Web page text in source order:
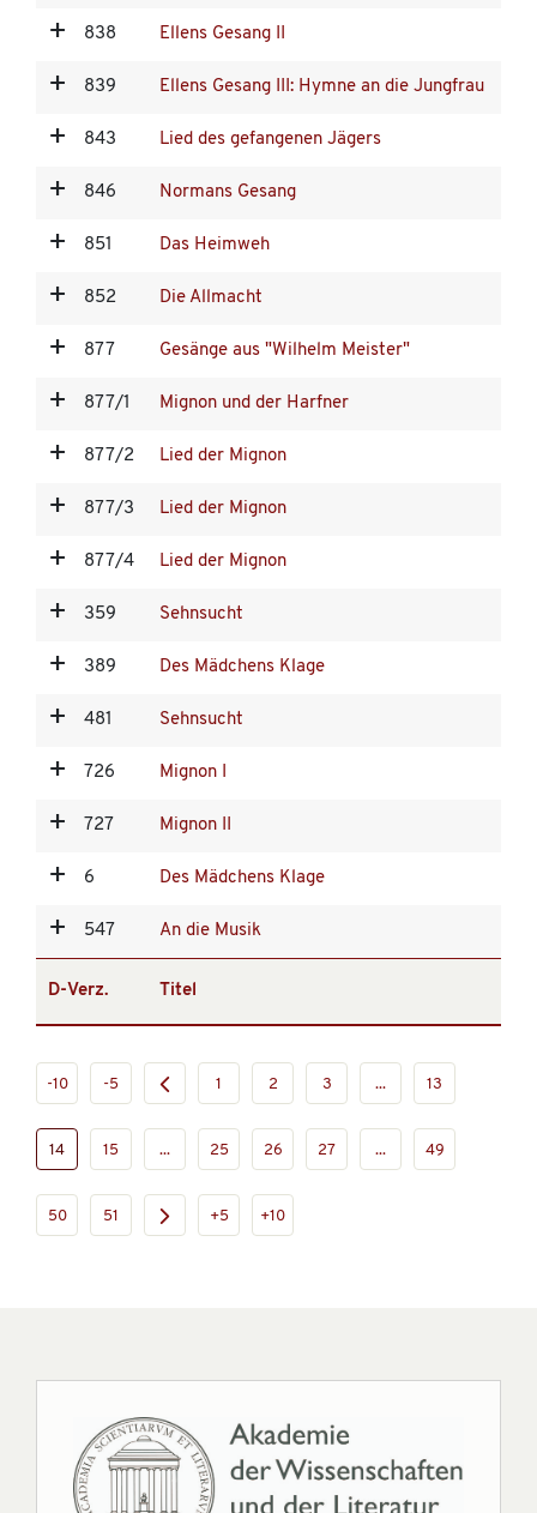
838 Ellens Gesang II
839 Ellens Gesang III: Hymne an die Jungfrau
843 Lied des gefangenen Jägers
846 Normans Gesang
851 Das Heimweh
852 Die Allmacht
877 Gesänge aus "Wilhelm Meister"
877/1 Mignon und der Harfner
877/2 Lied der Mignon
877/3 Lied der Mignon
877/4 Lied der Mignon
359 Sehnsucht
389 Des Mädchens Klage
481 Sehnsucht
726 Mignon I
727 Mignon II
6 Des Mädchens Klage
547 An die Musik
D-Verz. Titel
-10 -5 1 2 3 ... 13
14 15 ... 25 26 27 ... 49
50 51 +5 +10